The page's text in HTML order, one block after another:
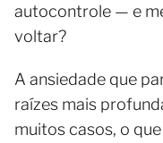
autocontrole — e
voltar?
A ansiedade que
raízes mais
muitos casos, o